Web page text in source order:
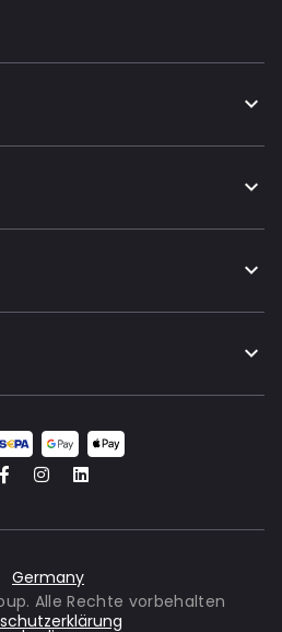
Germany
Alle Rechte vorbehalten